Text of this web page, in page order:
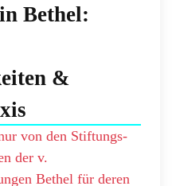
Bethel:
&
von den Stiftungs-
der v.
Bethel für deren